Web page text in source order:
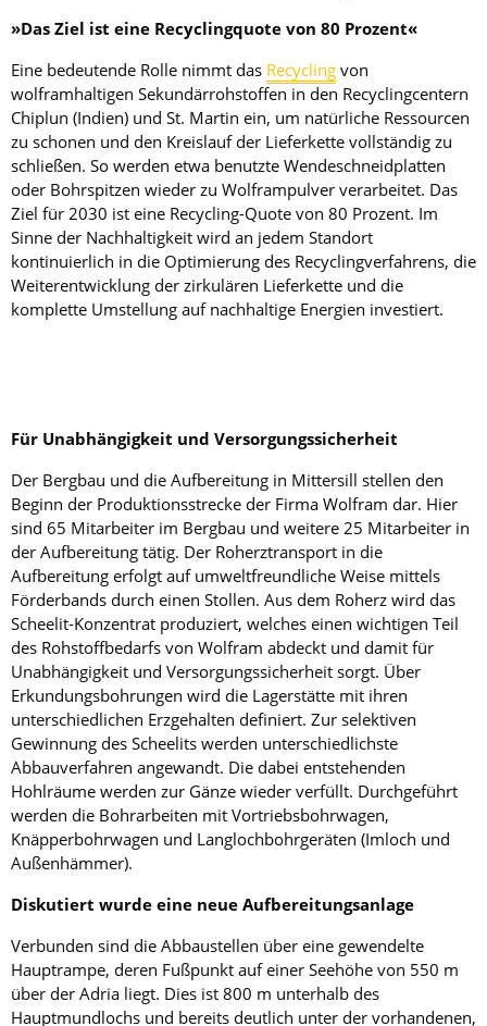
»Das Ziel ist eine Recyclingquote von 80 Prozent«
Eine bedeutende Rolle nimmt das Recycling von
wolframhaltigen Sekundärrohstoffen in den Recyclingcentern
Chiplun (Indien) und St. Martin ein, um natürliche Ressourcen
zu schonen und den Kreislauf der Lieferkette vollständig zu
schließen. So werden etwa benutzte Wendeschneidplatten
oder Bohrspitzen wieder zu Wolframpulver verarbeitet. Das
Ziel für 2030 ist eine Recycling-Quote von 80 Prozent. Im
Sinne der Nachhaltigkeit wird an jedem Standort
kontinuierlich in die Optimierung des Recyclingverfahrens, die
Weiterentwicklung der zirkulären Lieferkette und die
komplette Umstellung auf nachhaltige Energien investiert.
Für Unabhängigkeit und Versorgungssicherheit
Der Bergbau und die Aufbereitung in Mittersill stellen den
Beginn der Produktionsstrecke der Firma Wolfram dar. Hier
sind 65 Mitarbeiter im Bergbau und weitere 25 Mitarbeiter in
der Aufbereitung tätig. Der Roherztransport in die
Aufbereitung erfolgt auf umweltfreundliche Weise mittels
Förderbands durch einen Stollen. Aus dem Roherz wird das
Scheelit-Konzentrat produziert, welches einen wichtigen Teil
des Rohstoffbedarfs von Wolfram ­abdeckt und damit für
Unabhängigkeit und Versorgungssicherheit sorgt. Über
Erkundungsbohrungen wird die Lagerstätte mit ihren
unterschiedlichen Erzgehalten definiert. Zur selektiven
Gewinnung des Scheelits werden unterschiedlichste
Abbauverfahren angewandt. Die dabei entstehenden
Hohlräume werden zur Gänze wieder verfüllt. Durchgeführt
werden die Bohrarbeiten mit Vortriebsbohrwagen,
Knäpperbohrwagen und Langlochbohrgeräten (Imloch und
Außenhämmer).
Diskutiert wurde eine neue Aufbereitungsanlage
Verbunden sind die Abbaustellen über eine gewendelte
Hauptrampe, deren Fußpunkt auf einer Seehöhe von 550 m
über der Adria liegt. Dies ist 800 m unterhalb des
Hauptmundlochs und bereits deutlich unter der vorhandenen,